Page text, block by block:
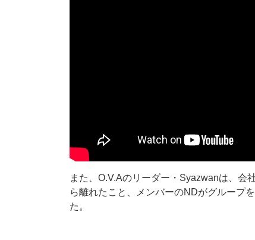
また、O.V.Aのリーダー・Syazwanは、会
ら離れたこと、メンバーのNDがグループ
た。